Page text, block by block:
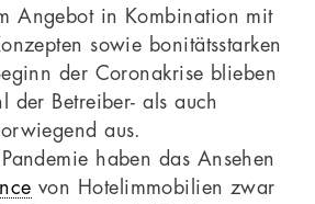
Angebot in Kombination mit
sowie bonitätsstarken
der Coronakrise blieben
der Betreiber- als auch
aus.
haben das Ansehen
von Hotelimmobilien zwar